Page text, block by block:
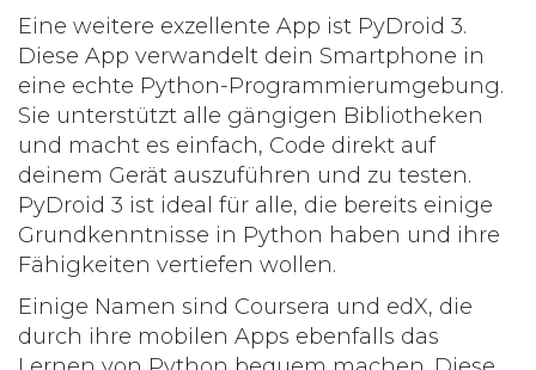
Eine weitere exzellente App ist PyDroid 3.
Diese App verwandelt dein Smartphone in
eine echte Python-Programmierumgebung.
Sie unterstützt alle gängigen Bibliotheken
und macht es einfach, Code direkt auf
deinem Gerät auszuführen und zu testen.
PyDroid 3 ist ideal für alle, die bereits einige
Grundkenntnisse in Python haben und ihre
Fähigkeiten vertiefen wollen.
Einige Namen sind Coursera und edX, die
durch ihre mobilen Apps ebenfalls das